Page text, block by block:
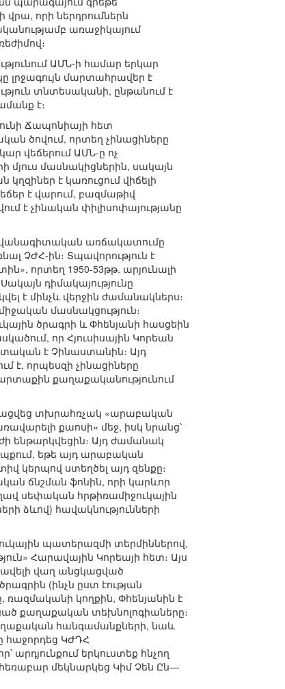
որի ներդրումներն
առաջիկայում
ԱՄՆ-ի համար երկար
լրջագույն մարտահրավեր է
տնտեսականի, ընթանում է
է։
Ճապոնիայի հետ
ծովում, որտեղ չինացիները
վեճերում ԱՄՆ-ը ոչ
մասնակիցներին, սակայն
է կառուցում վիճելի
է վարում, բազմաթիվ
է չինական փիլիսոփայությանը
առճակատումը
ՉԺՀ-ին։ Տպավորություն է
որտեղ 1950-53թթ. արյունալի
դիմակայությունը
է մինչև վերջին ժամանակներս։
մասնակցություն։
ծրագրի և Փհենյանի հասցեին
որ Հյուսիսային Կորեան
է Չինաստանին։ Այդ
է, որպեսզի չինացիները
քաղաքականությունում
տխրահռչակ «արաբական
քաոսի» մեջ, իսկ նրանց՝
ենթարկվեցին։ Այդ ժամանակ
եթե այդ արաբական
կերպով ստեղծել այդ զենքը։
ճնշման ֆոնին, որի կարևոր
սեփական հրթիռամիջուկային
ձևով) հավակնությունների
պատերազմի տերմիններով,
Հարավային Կորեայի հետ։ Այս
վաղ անցկացված
(ինչն ըստ էության
ռազմականի կողքին, Փհենյանին է
քաղաքական տեխնոլոգիաները։
քաղաքական հանգամանքների, նաև
հաջորդեց ԿԺԴՀ
արդյունքում երկուստեք հնչող
մեկնարկեց Կիմ Չեն Ըն—